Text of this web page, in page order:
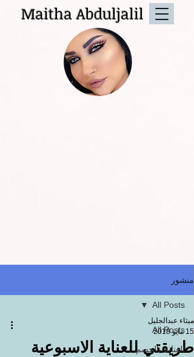
Maitha Abduljalil
منشور
All Posts
العناية بالجسم
All Posts
طريقتي للعناية الاسبوعية
ميثاء عبدالجليل
15 مايو 2018